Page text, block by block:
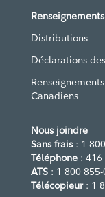
Distributions
Déclarations
Canadiens
Nous joindre
Sans frais: 1
Téléphone : 416
ATS : 1 800 855-
Télécopieur: 1